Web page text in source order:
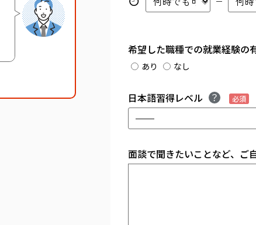
希望した職種での就業経験の
あり なし
日本語習得レベル 必須
面談で聞きたいことなど、ご